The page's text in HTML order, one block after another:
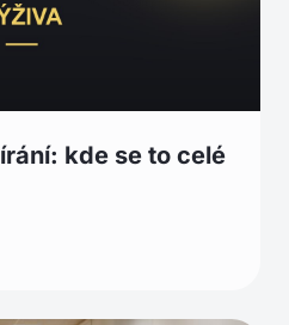
kde se to celé